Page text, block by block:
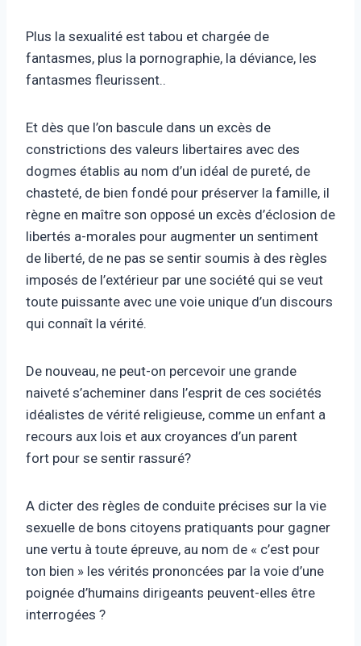
Plus la sexualité est tabou et chargée de
fantasmes, plus la pornographie, la déviance, les
fantasmes fleurissent..
Et dès que l’on bascule dans un excès de
constrictions des valeurs libertaires avec des
dogmes établis au nom d’un idéal de pureté, de
chasteté, de bien fondé pour préserver la famille, il
règne en maître son opposé un excès d’éclosion de
libertés a-morales pour augmenter un sentiment
de liberté, de ne pas se sentir soumis à des règles
imposés de l’extérieur par une société qui se veut
toute puissante avec une voie unique d’un discours
qui connaît la vérité.
De nouveau, ne peut-on percevoir une grande
naiveté s’acheminer dans l’esprit de ces sociétés
idéalistes de vérité religieuse, comme un enfant a
recours aux lois et aux croyances d’un parent
fort pour se sentir rassuré?
A dicter des règles de conduite précises sur la vie
sexuelle de bons citoyens pratiquants pour gagner
une vertu à toute épreuve, au nom de « c’est pour
ton bien » les vérités prononcées par la voie d’une
poignée d’humains dirigeants peuvent-elles être
interrogées ?